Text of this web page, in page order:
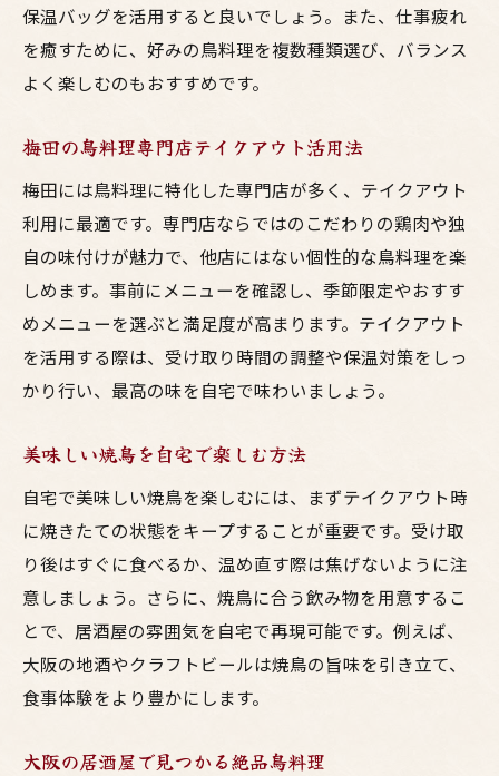
保温バッグを活用すると良いでしょう。また、仕事疲れ
を癒すために、好みの鳥料理を複数種類選び、バランス
よく楽しむのもおすすめです。
梅田の鳥料理専門店テイクアウト活用法
梅田には鳥料理に特化した専門店が多く、テイクアウト
利用に最適です。専門店ならではのこだわりの鶏肉や独
自の味付けが魅力で、他店にはない個性的な鳥料理を楽
しめます。事前にメニューを確認し、季節限定やおすす
めメニューを選ぶと満足度が高まります。テイクアウト
を活用する際は、受け取り時間の調整や保温対策をしっ
かり行い、最高の味を自宅で味わいましょう。
美味しい焼鳥を自宅で楽しむ方法
自宅で美味しい焼鳥を楽しむには、まずテイクアウト時
に焼きたての状態をキープすることが重要です。受け取
り後はすぐに食べるか、温め直す際は焦げないように注
意しましょう。さらに、焼鳥に合う飲み物を用意するこ
とで、居酒屋の雰囲気を自宅で再現可能です。例えば、
大阪の地酒やクラフトビールは焼鳥の旨味を引き立て、
食事体験をより豊かにします。
大阪の居酒屋で見つかる絶品鳥料理